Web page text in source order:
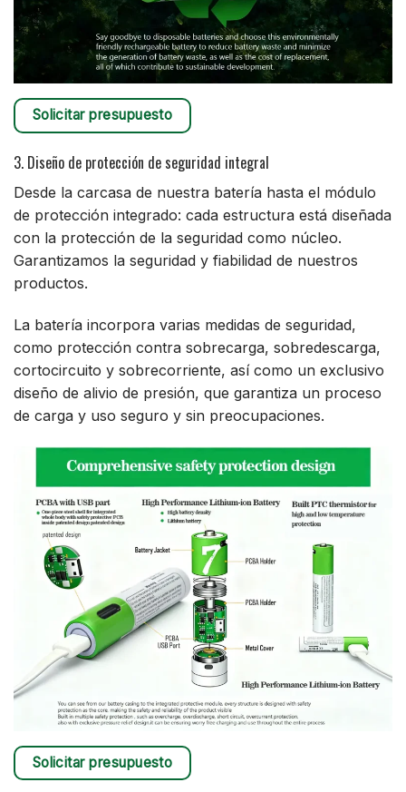
Solicitar presupuesto
3. Diseño de protección de seguridad integral
Desde la carcasa de nuestra batería hasta el módulo
de protección integrado: cada estructura está diseñada
con la protección de la seguridad como núcleo.
Garantizamos la seguridad y fiabilidad de nuestros
productos.
La batería incorpora varias medidas de seguridad,
como protección contra sobrecarga, sobredescarga,
cortocircuito y sobrecorriente, así como un exclusivo
diseño de alivio de presión, que garantiza un proceso
de carga y uso seguro y sin preocupaciones.
Solicitar presupuesto